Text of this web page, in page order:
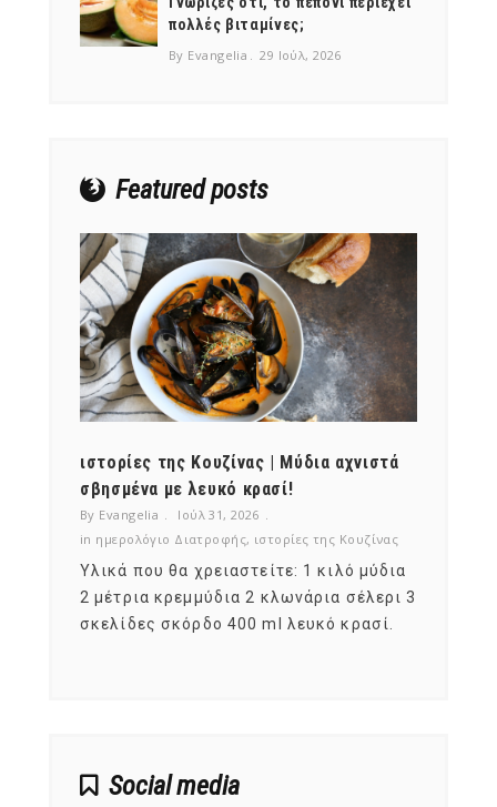
πολλές βιταμίνες;
By Evangelia 29 Ιούλ, 2026
Featured posts
ιστορίες της Κουζίνας | Μύδια αχνιστά
σβησμένα με λευκό κρασί!
By Evangelia
Ιούλ 31, 2026
in ημερολόγιο Διατροφής, ιστορίες της Κουζίνας
Υλικά που θα χρειαστείτε: 1 κιλό μύδια
2 μέτρια κρεμμύδια 2 κλωνάρια σέλερι 3
σκελίδες σκόρδο 400 ml λευκό κρασί.
Social media